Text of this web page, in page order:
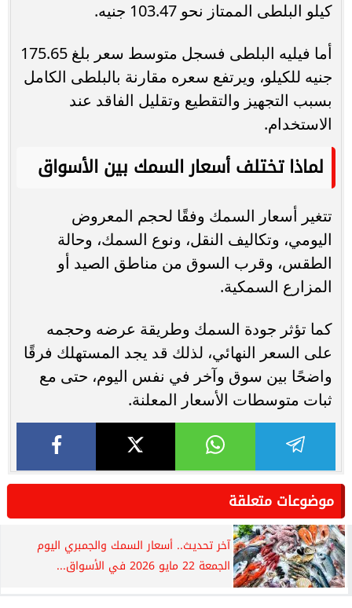
كيلو البلطى الممتاز نحو 103.47 جنيه.
أما فيليه البلطى فسجل متوسط سعر بلغ 175.65
جنيه للكيلو، ويرتفع سعره مقارنة بالبلطى الكامل
بسبب التجهيز والتقطيع وتقليل الفاقد عند
الاستخدام.
لماذا تختلف أسعار السمك بين الأسواق
تتغير أسعار السمك وفقًا لحجم المعروض
اليومي، وتكاليف النقل، ونوع السمك، وحالة
الطقس، وقرب السوق من مناطق الصيد أو
المزارع السمكية.
كما تؤثر جودة السمك وطريقة عرضه وحجمه
على السعر النهائي، لذلك قد يجد المستهلك فرقًا
واضحًا بين سوق وآخر في نفس اليوم، حتى مع
ثبات متوسطات الأسعار المعلنة.
موضوعات متعلقة
آخر تحديث.. أسعار السمك والجمبري اليوم
الجمعة 22 مايو 2026 في الأسواق...